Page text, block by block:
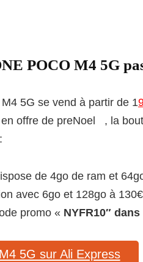
POCO M4 5G
5G se vend à partir de 1
offre de preNoel , la
de 4go de ram et
avec 6go et 128go à
promo « NYFR10″
5G sur Ali Express